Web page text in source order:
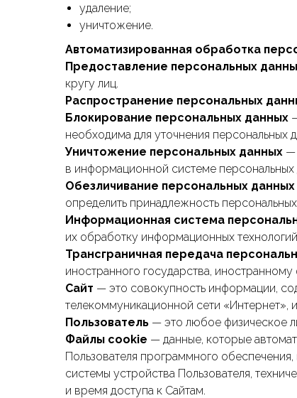
удаление;
уничтожение.
Автоматизированная обработка
Предоставление персональных
кругу лиц.
Распространение персональных
Блокирование персональных данных
необходима для уточнения персональных
Уничтожение персональных данных —
в информационной системе персональных
Обезличивание персональных данных
определить принадлежность
Информационная система
их обработку информационных
Трансграничная передача
иностранного государства,
Сайт — это совокупность информации,
телекоммуникационной сети «Интернет»,
Пользователь — это любое физическое
Файлы cookie — данные, которые
Пользователя программного
системы устройства Пользователя,
и время доступа к Сайтам.